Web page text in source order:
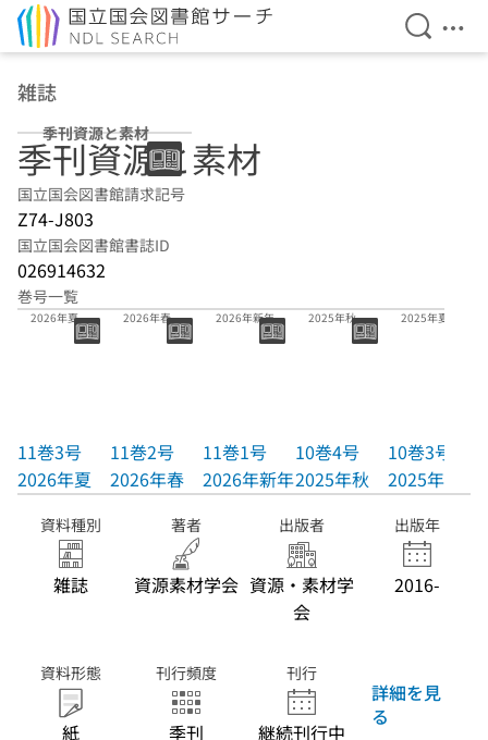
検索を
メ
雑誌
季刊資源と素材
季刊資源と素材
国立国会図書館請求記号
Z74-J803
国立国会図書館書誌ID
026914632
巻号一覧
11巻3号
2026年夏
11巻3号
2026年夏
2026年春
11巻2号
2026年春
2026年新年
11巻1号
2026年新年
2025年秋
10巻4号
2025年秋
2025年夏
10巻3号
2025年夏
資料種別
雑誌
著者
資源素材学会
出版者
資源・素材学
会
出版年
2016-
資料形態
紙
刊行頻度
季刊
刊行
継続刊行中
詳細を見
る